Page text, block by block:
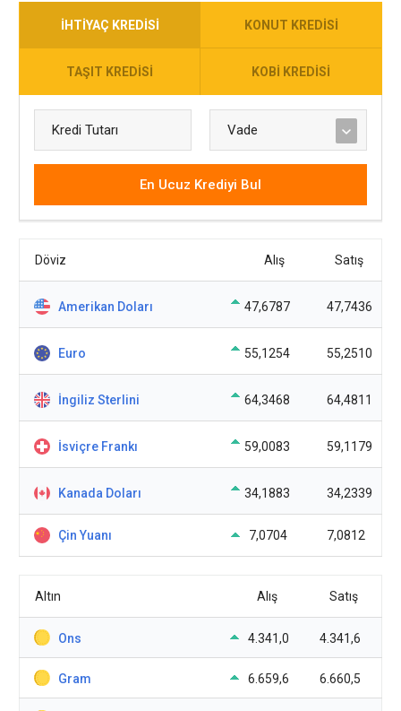
İHTIYAÇ KREDISI KONUT KREDISI
TAŞIT KREDISI KOBI KREDISI
En Ucuz Krediyi Bul
Döviz Alış Satış
Amerikan Doları 47,6787 47,7436
Euro 55,1254 55,2510
İngiliz Sterlini 64,3468 64,4811
İsviçre Frankı 59,0083 59,1179
Kanada Doları 34,1883 34,2339
Çin Yuanı 7,0704 7,0812
Altın Alış Satış
Ons 4.341,0 4.341,6
Gram 6.659,6 6.660,5